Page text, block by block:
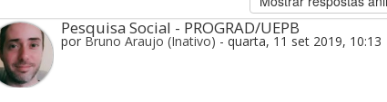
Pesquisa Social - PROGRAD/UEPB
por Bruno Araujo (Inativo) - quarta, 11 set 2019, 10:13